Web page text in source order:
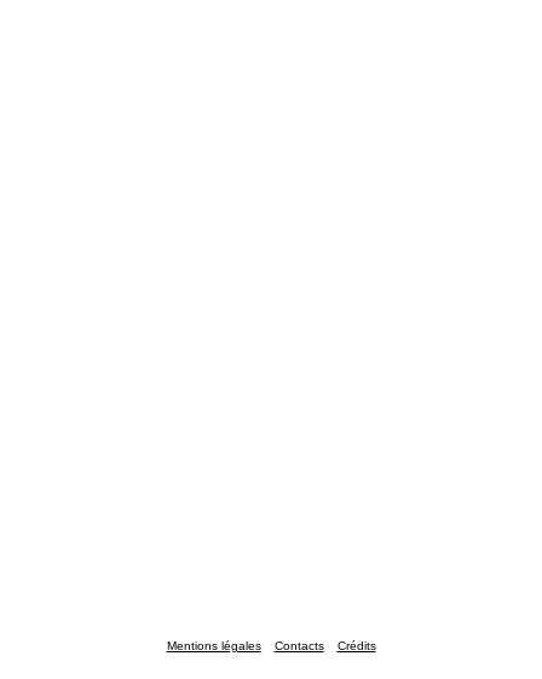
Mentions légales Contacts Crédits